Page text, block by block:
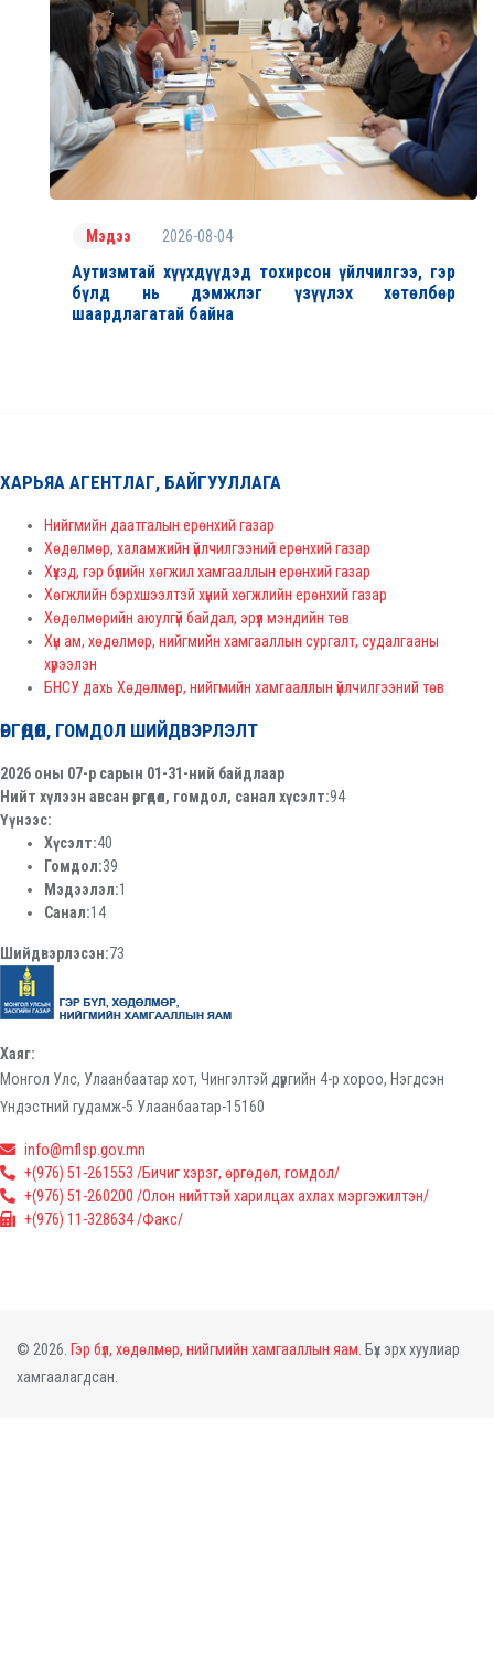
Мэдээ 2026-08-04
Аутизмтай хүүхдүүдэд тохирсон үйлчилгээ, гэр
бүлд нь дэмжлэг үзүүлэх хөтөлбөр
шаардлагатай байна
ХАРЬЯА АГЕНТЛАГ, БАЙГУУЛЛАГА
Нийгмийн даатгалын ерөнхий газар
Хөдөлмөр, халамжийн үйлчилгээний ерөнхий газар
Хүүхэд, гэр бүлийн хөгжил хамгааллын ерөнхий газар
Хөгжлийн бэрхшээлтэй хүний хөгжлийн ерөнхий газар
Хөдөлмөрийн аюулгүй байдал, эрүүл мэндийн төв
Хүн ам, хөдөлмөр, нийгмийн хамгааллын сургалт, судалгааны
хүрээлэн
БНСУ дахь Хөдөлмөр, нийгмийн хамгааллын үйлчилгээний төв
ӨРГӨДӨЛ, ГОМДОЛ ШИЙДВЭРЛЭЛТ
2026 оны 07-р сарын 01-31-ний байдлаар
Нийт хүлээн авсан өргөдөл, гомдол, санал хүсэлт:94
Үүнээс:
Хүсэлт:40
Гомдол:39
Мэдээлэл:1
Санал:14
Шийдвэрлэсэн:73
Хаяг:
Монгол Улс, Улаанбаатар хот, Чингэлтэй дүүргийн 4-р хороо, Нэгдсэн
Үндэстний гудамж-5 Улаанбаатар-15160
info@mflsp.gov.mn
+(976) 51-261553 /Бичиг хэрэг, өргөдөл, гомдол/
+(976) 51-260200 /Олон нийттэй харилцах ахлах мэргэжилтэн/
+(976) 11-328634 /Факс/
© 2026. Гэр бүл, хөдөлмөр, нийгмийн хамгааллын яам. Бүх эрх хуулиар
хамгаалагдсан.